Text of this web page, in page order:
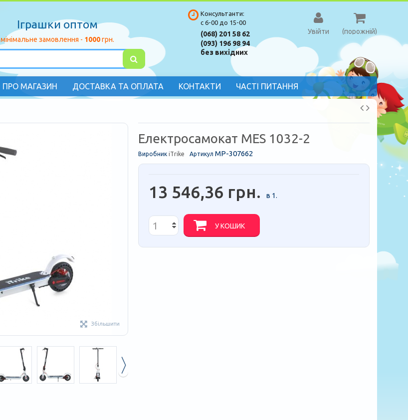
Іграшки оптом
мінімальне замовлення - 1000грн.
(порожній)
Увійти
Консультанти:
с 6-00 до 15-00
(068) 201 58 62
(093) 196 98 94
без вихідних
ПРО МАГАЗИН ДОСТАВКА ТА ОПЛАТА КОНТАКТИ ЧАСТІ ПИТАННЯ
Збільшити
Електросамокат MES 1032-2
Виробник iTrike Артикул MP-307662
13 546,36 грн. в 1.
У КОШИК